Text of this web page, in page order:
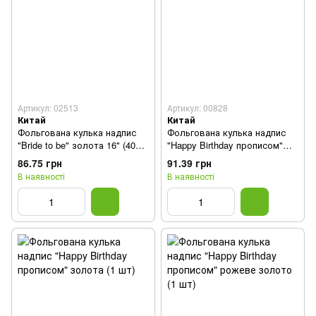
Артикул: 02513
Китай
Фольгована кулька надпис
"Bride to be" золота 16" (40
см) 1 шт
86.75 грн
В наявності
Артикул: 00828
Китай
Фольгована кулька надпис
"Happy Birthday прописом"
срібна (1 шт)
91.39 грн
В наявності